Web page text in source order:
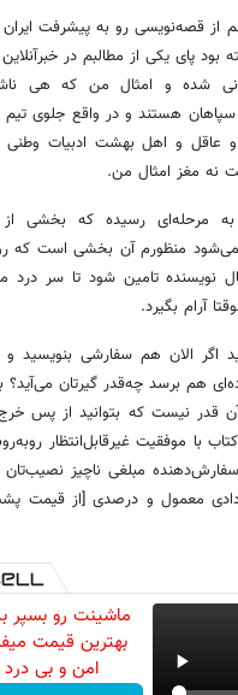
از قصه‌‌‌‌‌‌‌‌‌‌‌نویسی رو به پیشرفت ایران
بود پای یکی از مطالبم در
شده و امثال من که هی
سپاهان هستند و در واقع جلوی
و عاقل و اهل بهشت ادبیات
نه مغز امثال من.
به مرحله‌ای رسیده که بخشی
منظورم ‌‌‌‌‌‌‌‌‌‌‌‌‌‌‌‌‌‌‌‌‌‌‌‌‌‌‌‌‌‌‌‌‌‌‌آن بخشی ‌ا‌‌‌‌‌‌‌ست که
نویسنده تامین شود تا سر درد
آرام بگیرد.
اگر الان هم سفارشی بنویسید
هم برسد چه‌‌قدر گیرتان می‌‌‌‌‌‌‌‌‌‌‌‌‌‌‌‌‌آید؟
قدر نیست که بتوانید از پس
با موفقیت غیرقابل‌انتظار
مبلغی ناچیز نصیب‌‌‌‌تان
معمول و درصدی [از قیمت
ماشینت رو بسپر
بهترین قیمت
امن و بی